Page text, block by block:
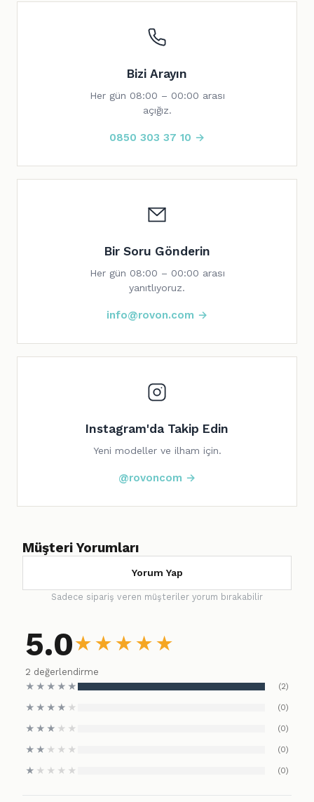
Bizi Arayın
Her gün 08:00 – 00:00 arası
açığız.
0850 303 37 10 →
Bir Soru Gönderin
Her gün 08:00 – 00:00 arası
yanıtlıyoruz.
info@rovon.com →
Instagram'da Takip Edin
Yeni modeller ve ilham için.
@rovoncom →
Müşteri Yorumları
Yorum Yap
Sadece sipariş veren müşteriler yorum bırakabilir
5.0★ ★ ★ ★ ★
2 değerlendirme
★ ★ ★ ★ ★ (2)
★ ★ ★ ★ ★ (0)
★ ★ ★ ★ ★ (0)
★ ★ ★ ★ ★ (0)
★ ★ ★ ★ ★ (0)